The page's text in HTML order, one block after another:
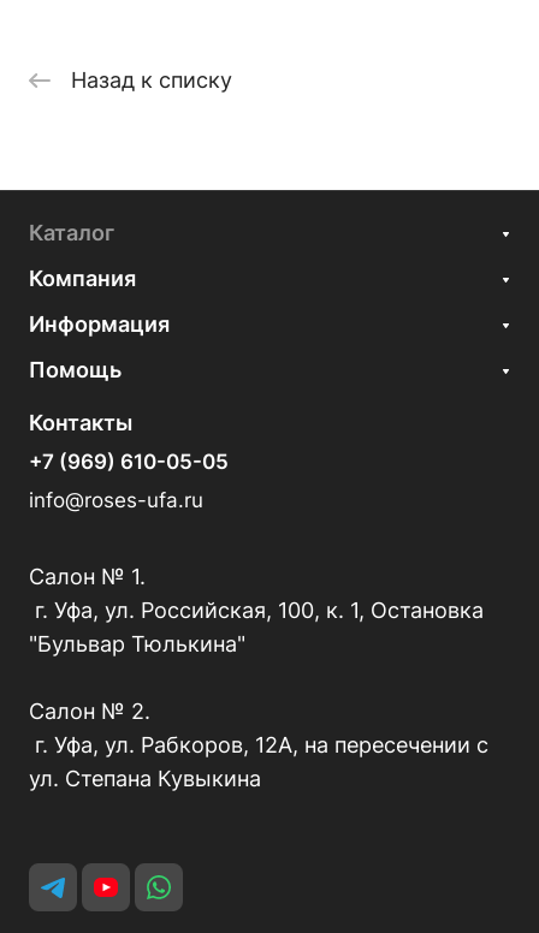
Назад к списку
Каталог
Компания
Информация
Помощь
Контакты
+7 (969) 610-05-05
info@roses-ufa.ru
Салон № 1.
г. Уфа, ул. Российская, 100, к. 1, Остановка
"Бульвар Тюлькина"
Салон № 2.
г. Уфа, ул. Рабкоров, 12А, на пересечении с
ул. Степана Кувыкина